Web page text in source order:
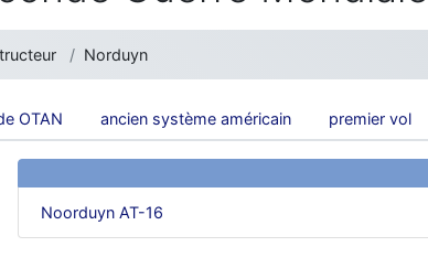
Norduyn
OTAN ancien système américain premier vol
Noorduyn AT-16